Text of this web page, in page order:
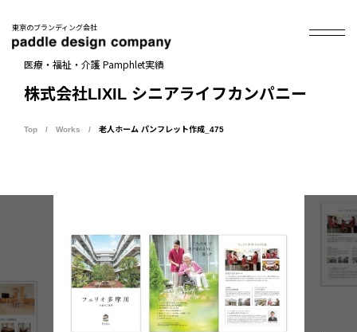
東京のブランディング会社
医療・福祉・介護 Pamphlet実績
株式会社LIXIL シニアライフカンパニー
Top Works 老人ホーム パンフレット作成_475